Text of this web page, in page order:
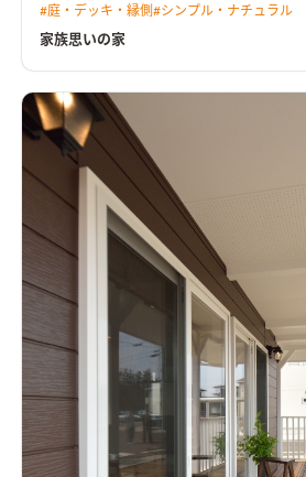
ろに収納と、物干しを配置して、家事の
#庭・デッキ・縁側#シンプル・ナチュラル
家族思いの家